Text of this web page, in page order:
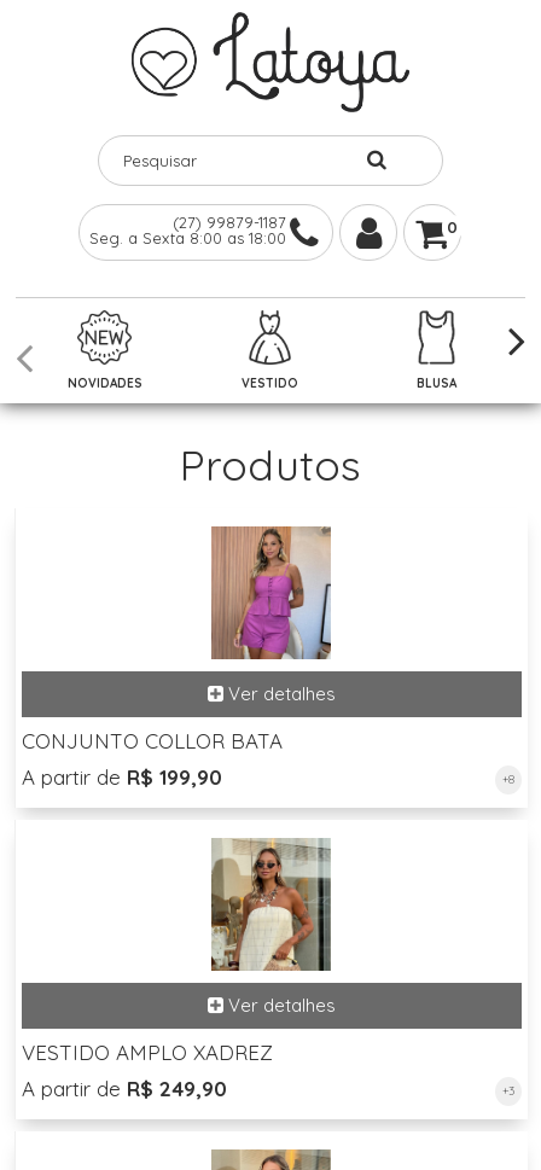
(27) 99879-1187
Seg. a Sexta 8:00 as 18:00
0
NOVIDADES VESTIDO BLUSA
Produtos
CONJUNTO COLLOR BATA
A partir de R$ 199,90 +8
VESTIDO AMPLO XADREZ
A partir de R$ 249,90 +3